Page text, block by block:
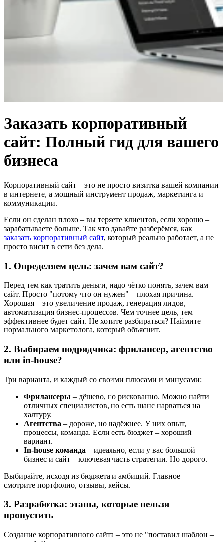
Заказать корпоративный
сайт: Полный гид для вашего
бизнеса
Корпоративный сайт – это не просто визитка вашей компании
в интернете, а мощный инструмент продаж, маркетинга и
коммуникации.
Если он сделан плохо – вы теряете клиентов, если хорошо –
зарабатываете больше. Так что давайте разберёмся, как
заказать корпоративный сайт, который реально работает, а не
просто висит в сети без дела.
1. Определяем цель: зачем вам сайт?
Перед тем как тратить деньги, надо чётко понять, зачем вам
сайт. Просто "потому что он нужен" – плохая причина.
Хорошая – это увеличение продаж, генерация лидов,
автоматизация бизнес-процессов. Чем точнее цель, тем
эффективнее будет сайт. Не хотите разбираться? Наймите
нормального маркетолога, который объяснит.
2. Выбираем подрядчика: фрилансер, агентство
или in-house?
Три варианта, и каждый со своими плюсами и минусами:
Фрилансеры – дёшево, но рискованно. Можно найти
отличных специалистов, но есть шанс нарваться на
халтуру.
Агентства – дороже, но надёжнее. У них опыт,
процессы, команда. Если есть бюджет – хороший
вариант.
In-house команда – идеально, если у вас большой
бизнес и сайт – ключевая часть стратегии. Но дорого.
Выбирайте, исходя из бюджета и амбиций. Главное –
смотрите портфолио, отзывы, кейсы.
3. Разработка: этапы, которые нельзя
пропустить
Создание корпоративного сайта – это не "поставил шаблон –